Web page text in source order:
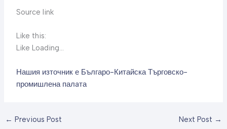
Source link
Like this:
Like Loading…
Нашия източник е Българо-Китайска Търговско-
промишлена палaта
← Previous Post Next Post →